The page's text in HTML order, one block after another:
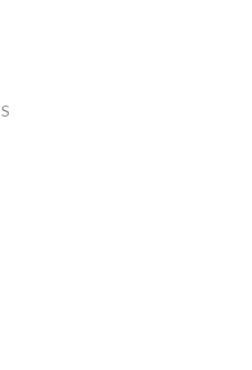
en materia de
a Real Academia
que faciliten o seu correo
información de carácter
de tratamento